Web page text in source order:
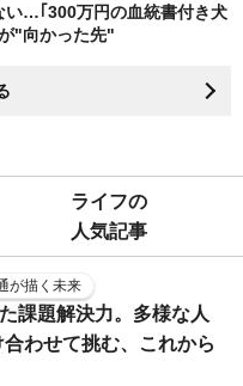
い…｢300万円の血統書付き犬
"向かった先"
ライフの
人気記事
が描く未来
課題解決力。多様な人
わせて挑む、これから